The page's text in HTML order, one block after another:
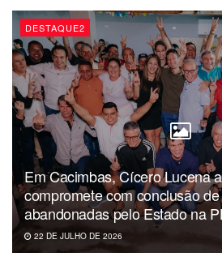
DESTAQUE2
Em Cacimbas, Cícero Lucena
compromete com conclusão
abandonadas pelo Estado na
22 DE JULHO DE 2026